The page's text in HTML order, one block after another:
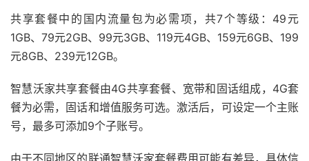
共享套餐中的国内流量包为必需项，共7个等级：49元
1GB、79元2GB、99元3GB、119元4GB、159元6GB、199
元8GB、239元12GB。
智慧沃家共享套餐由4G共享套餐、宽带和固话组成，4G套
餐为必需，固话和增值服务可选。激活后，可设定一个主账
号，最多可添加9个子账号。